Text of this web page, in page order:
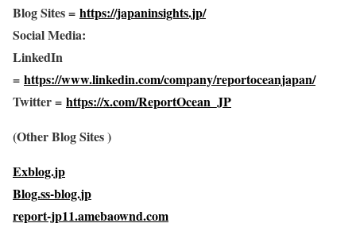
Blog Sites = https://japaninsights.jp/
Social Media:
LinkedIn
= https://www.linkedin.com/company/reportoceanjapan/
Twitter = https://x.com/ReportOcean_JP
(Other Blog Sites )
Exblog.jp
Blog.ss-blog.jp
report-jp11.amebaownd.com